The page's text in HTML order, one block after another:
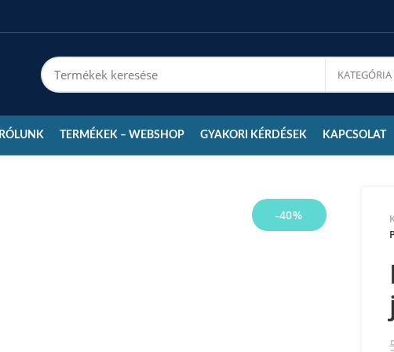
RÓLUNK TERMÉKEK – WEBSHOP GYAKORI KÉRDÉSEK KAPCSOLAT
-40%